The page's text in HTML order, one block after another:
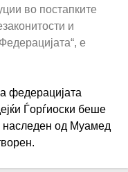
во постапките
и
е
федерацијата
Ѓорѓиоски беше
наследен од Муамед